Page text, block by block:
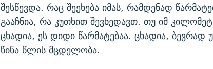
შესწევდა. რაც შეეხება იმას, რამდენად
გააჩნია, რა კუთხით შევხედავთ. თუ იმ
ცხადია, ეს დიდი წარმატებაა. ცხადია,
წინა წლის მცდელობა.